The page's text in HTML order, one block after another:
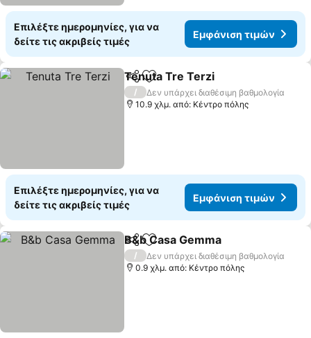
Επιλέξτε ημερομηνίες, για να
δείτε τις ακριβείς τιμές
Εμφάνιση τιμών
Κοινοποίηση
Προσθήκη στα αγαπημένα
Tenuta Tre Terzi
/
Δεν υπάρχει διαθέσιμη βαθμολογία
10.9 χλμ. από: Κέντρο πόλης
Επιλέξτε ημερομηνίες, για να
δείτε τις ακριβείς τιμές
Εμφάνιση τιμών
Κοινοποίηση
Προσθήκη στα αγαπημένα
B&b Casa Gemma
/
Δεν υπάρχει διαθέσιμη βαθμολογία
0.9 χλμ. από: Κέντρο πόλης